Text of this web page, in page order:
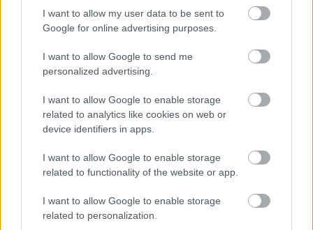
I want to allow my user data to be sent to
Google for online advertising purposes.
I want to allow Google to send me
personalized advertising.
I want to allow Google to enable storage
related to analytics like cookies on web or
device identifiers in apps.
I want to allow Google to enable storage
related to functionality of the website or app.
I want to allow Google to enable storage
related to personalization.
EGÉSZSÉG HAJÁPOLÁS HAJÁPOLÁSI TIPP
TERMÉSZETES HAJÁPOLÁS
HOZZÁSZÓLÁSOK